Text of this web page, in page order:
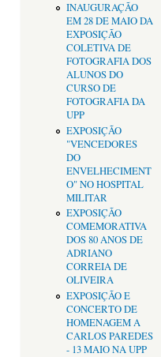
INAUGURAÇÃO
EM 28 DE MAIO DA
EXPOSIÇÃO
COLETIVA DE
FOTOGRAFIA DOS
ALUNOS DO
CURSO DE
FOTOGRAFIA DA
UPP
EXPOSIÇÃO
"VENCEDORES
DO
ENVELHECIMENT
O" NO HOSPITAL
MILITAR
EXPOSIÇÃO
COMEMORATIVA
DOS 80 ANOS DE
ADRIANO
CORREIA DE
OLIVEIRA
EXPOSIÇÃO E
CONCERTO DE
HOMENAGEM A
CARLOS PAREDES
- 13 MAIO NA UPP